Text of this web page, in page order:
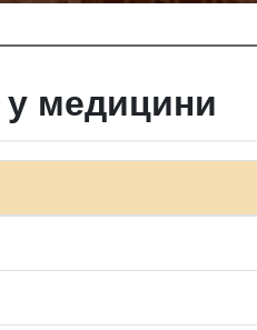
медицини